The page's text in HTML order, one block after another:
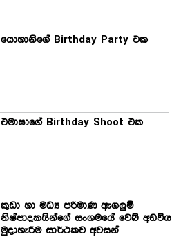
යොහානිගේ Birthday Party එක
එමාෂාගේ Birthday Shoot එක
කුඩා හා මධ්‍ය පරිමාණ ඇගලුම්
නිෂ්පාදකයින්ගේ සංගමයේ වෙබ් අඩවිය
මුදාහැරීම සාර්ථකව අවසන්